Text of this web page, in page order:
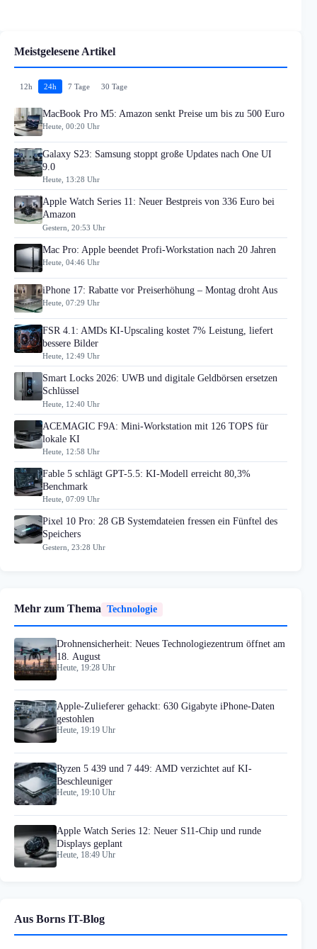
Meistgelesene Artikel
12h 24h 7 Tage 30 Tage
MacBook Pro M5: Amazon senkt Preise um bis zu 500 Euro
Heute, 00:20 Uhr
Galaxy S23: Samsung stoppt große Updates nach One UI
9.0
Heute, 13:28 Uhr
Apple Watch Series 11: Neuer Bestpreis von 336 Euro bei
Amazon
Gestern, 20:53 Uhr
Mac Pro: Apple beendet Profi-Workstation nach 20 Jahren
Heute, 04:46 Uhr
iPhone 17: Rabatte vor Preiserhöhung – Montag droht Aus
Heute, 07:29 Uhr
FSR 4.1: AMDs KI-Upscaling kostet 7% Leistung, liefert
bessere Bilder
Heute, 12:49 Uhr
Smart Locks 2026: UWB und digitale Geldbörsen ersetzen
Schlüssel
Heute, 12:40 Uhr
ACEMAGIC F9A: Mini-Workstation mit 126 TOPS für
lokale KI
Heute, 12:58 Uhr
Fable 5 schlägt GPT-5.5: KI-Modell erreicht 80,3%
Benchmark
Heute, 07:09 Uhr
Pixel 10 Pro: 28 GB Systemdateien fressen ein Fünftel des
Speichers
Gestern, 23:28 Uhr
Mehr zum Thema Technologie
Drohnensicherheit: Neues Technologiezentrum öffnet am
18. August
Heute, 19:28 Uhr
Apple-Zulieferer gehackt: 630 Gigabyte iPhone-Daten
gestohlen
Heute, 19:19 Uhr
Ryzen 5 439 und 7 449: AMD verzichtet auf KI-
Beschleuniger
Heute, 19:10 Uhr
Apple Watch Series 12: Neuer S11-Chip und runde
Displays geplant
Heute, 18:49 Uhr
Aus Borns IT-Blog